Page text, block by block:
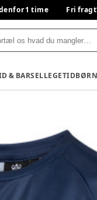
1 time Fri
& BARSELLEGETID